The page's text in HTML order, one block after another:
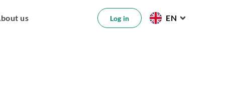
us Log in EN